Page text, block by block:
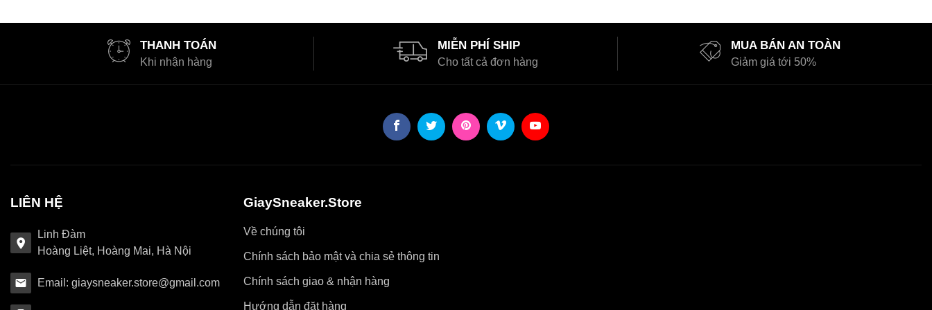
THANH TOÁN
Khi nhận hàng
MIỄN PHÍ SHIP
Cho tất cả đơn hàng
MUA BÁN AN TOÀN
Giảm giá tới 50%
LIÊN HỆ
Linh Đàm
Hoàng Liệt, Hoàng Mai, Hà Nội
Email: giaysneaker.store@gmail.com
GiaySneaker.Store
Về chúng tôi
Chính sách bảo mật và chia sẻ thông tin
Chính sách giao & nhận hàng
Hướng dẫn đặt hàng